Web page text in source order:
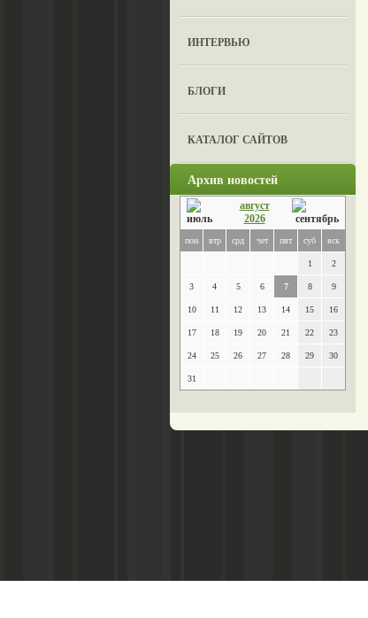
ИНТЕРВЬЮ
БЛОГИ
КАТАЛОГ САЙТОВ
Архив новостей
август
2026
пон втр срд чет пят суб вск
1 2
3 4 5 6 7 8 9
10 11 12 13 14 15 16
17 18 19 20 21 22 23
24 25 26 27 28 29 30
31